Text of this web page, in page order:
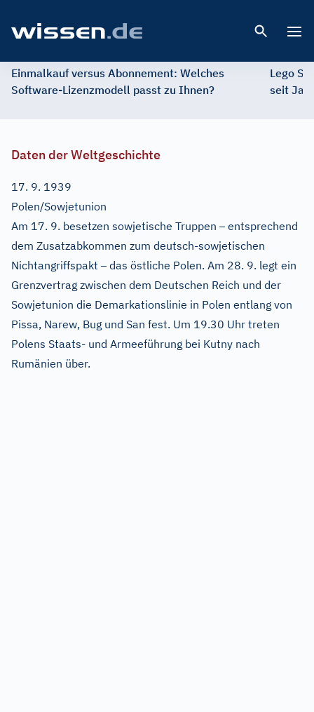
Einmalkauf versus Abonnement: Welches
Software-Lizenzmodell passt zu Ihnen?
Lego
seit
Daten der Weltgeschichte
17. 9. 1939
Polen/Sowjetunion
Am 17. 9. besetzen sowjetische Truppen–entsprechend
dem Zusatzabkommen zum deutsch-sowjetischen
Nichtangriffspakt–das östliche Polen. Am 28. 9. legt ein
Grenzvertrag zwischen dem Deutschen Reich und der
Sowjetunion die Demarkationslinie in Polen entlang von
Pissa, Narew, Bug und San fest. Um 19.30 Uhr treten
Polens Staats- und Armeeführung bei Kutny nach
Rumänien über.